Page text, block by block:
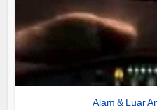
Alam & Luar